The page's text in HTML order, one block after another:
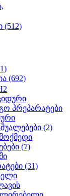
(512)
(692)
პრეპარატები
(2)
(7)
(31)